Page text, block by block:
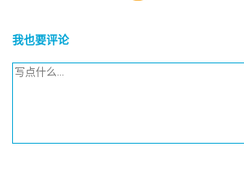
我也要评论